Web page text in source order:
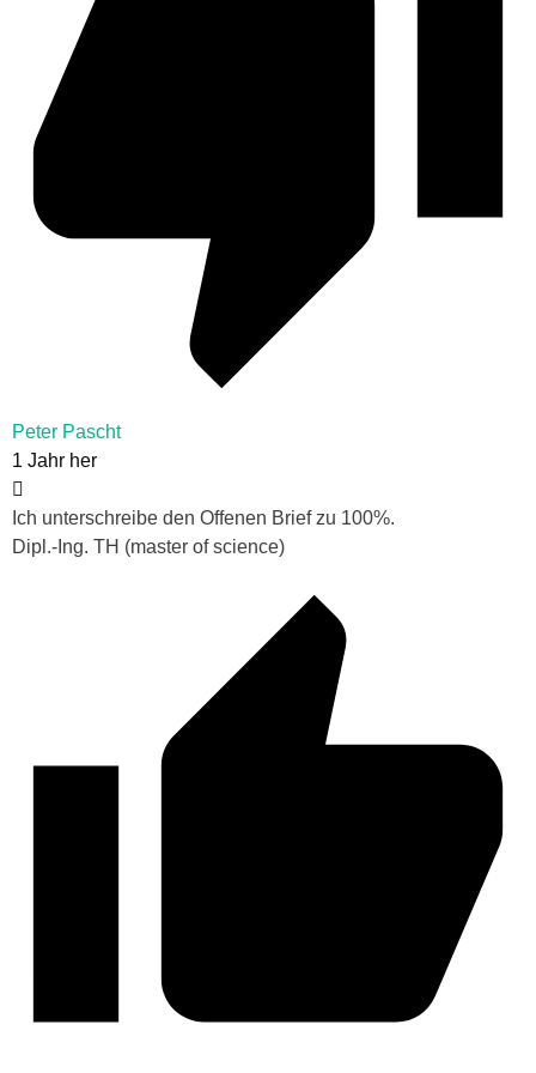
Peter Pascht
1 Jahr her
Ich unterschreibe den Offenen Brief zu 100%.
Dipl.-Ing. TH (master of science)